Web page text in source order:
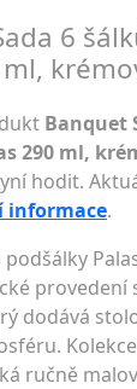
6
Banquet
290 ml,
hodit.
informace.
podšálky
provedení
dodává
ručně